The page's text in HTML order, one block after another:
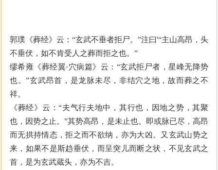
郭璞《葬经》云：“玄武不垂者拒尸。”注曰'“主山高昂，头
不垂伏，如不肯受人之葬而拒之也。”
缪希雍《葬经翼·穴病篇》云：“玄武拒尸者，星峰无降势
也。”玄武昂首，是龙脉未尽，非结穴之地，故而葬之不
祥。
《葬经》云：“夫气行夫地中，其行也，因地之势，其聚
也，因势之止。”其势高昂，是未止也。即或脉已尽，高昂
而无拱持情态，拒之而不欲纳，亦为大凶。又玄武山势之
来，如果不是斯趋垂伏，而呈突儿而断之状，不见玄武之
首，是为玄武蔵头，亦为不吉。